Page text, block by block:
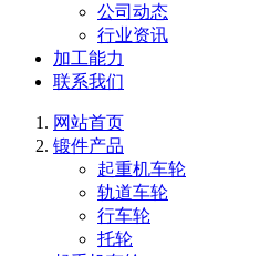
公司动态
行业资讯
加工能力
联系我们
网站首页
锻件产品
起重机车轮
轨道车轮
行车轮
托轮